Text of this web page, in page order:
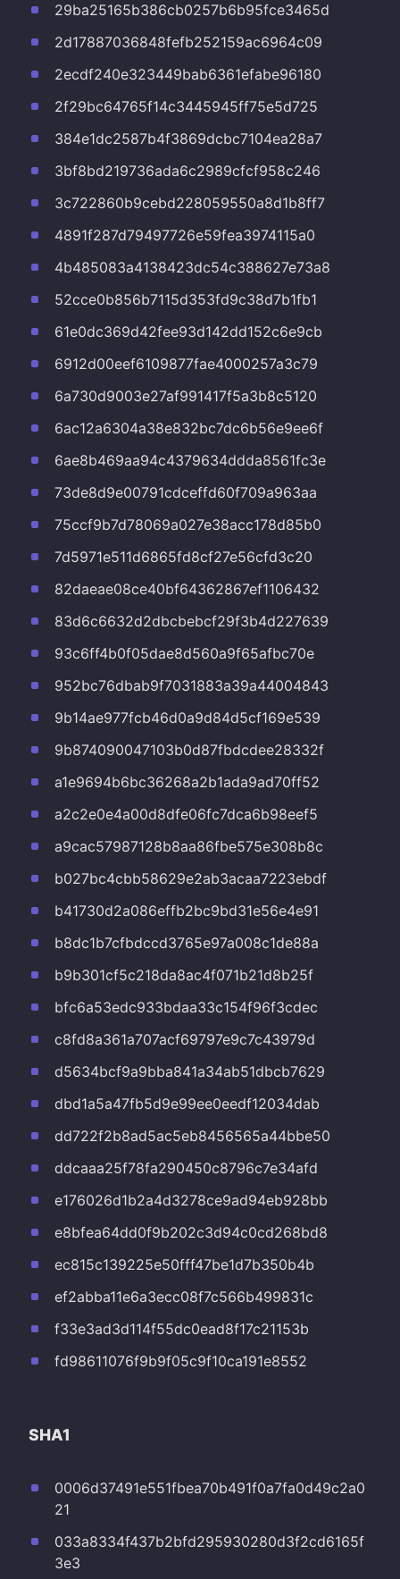
29ba25165b386cb0257b6b95fce3465d
2d17887036848fefb252159ac6964c09
2ecdf240e323449bab6361efabe96180
2f29bc64765f14c3445945ff75e5d725
384e1dc2587b4f3869dcbc7104ea28a7
3bf8bd219736ada6c2989cfcf958c246
3c722860b9cebd228059550a8d1b8ff7
4891f287d79497726e59fea3974115a0
4b485083a4138423dc54c388627e73a8
52cce0b856b7115d353fd9c38d7b1fb1
61e0dc369d42fee93d142dd152c6e9cb
6912d00eef6109877fae4000257a3c79
6a730d9003e27af991417f5a3b8c5120
6ac12a6304a38e832bc7dc6b56e9ee6f
6ae8b469aa94c4379634ddda8561fc3e
73de8d9e00791cdceffd60f709a963aa
75ccf9b7d78069a027e38acc178d85b0
7d5971e511d6865fd8cf27e56cfd3c20
82daeae08ce40bf64362867ef1106432
83d6c6632d2dbcbebcf29f3b4d227639
93c6ff4b0f05dae8d560a9f65afbc70e
952bc76dbab9f7031883a39a44004843
9b14ae977fcb46d0a9d84d5cf169e539
9b874090047103b0d87fbdcdee28332f
a1e9694b6bc36268a2b1ada9ad70ff52
a2c2e0e4a00d8dfe06fc7dca6b98eef5
a9cac57987128b8aa86fbe575e308b8c
b027bc4cbb58629e2ab3acaa7223ebdf
b41730d2a086effb2bc9bd31e56e4e91
b8dc1b7cfbdccd3765e97a008c1de88a
b9b301cf5c218da8ac4f071b21d8b25f
bfc6a53edc933bdaa33c154f96f3cdec
c8fd8a361a707acf69797e9c7c43979d
d5634bcf9a9bba841a34ab51dbcb7629
dbd1a5a47fb5d9e99ee0eedf12034dab
dd722f2b8ad5ac5eb8456565a44bbe50
ddcaaa25f78fa290450c8796c7e34afd
e176026d1b2a4d3278ce9ad94eb928bb
e8bfea64dd0f9b202c3d94c0cd268bd8
ec815c139225e50fff47be1d7b350b4b
ef2abba11e6a3ecc08f7c566b499831c
f33e3ad3d114f55dc0ead8f17c21153b
fd98611076f9b9f05c9f10ca191e8552
SHA1
0006d37491e551fbea70b491f0a7fa0d49c2a0
21
033a8334f437b2bfd295930280d3f2cd6165f
3e3